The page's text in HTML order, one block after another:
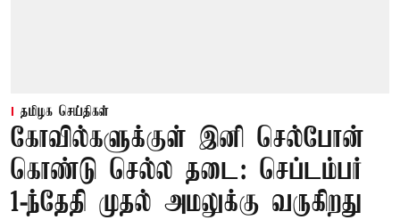
தமிழக செய்திகள்
கோவில்களுக்குள் இனி செல்போன்
கொண்டு செல்ல தடை: செப்டம்பர்
1-ந்தேதி முதல் அமலுக்கு வருகிறது